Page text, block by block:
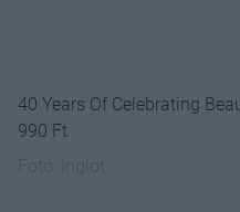
40 Years Of Celebrating
990 Ft